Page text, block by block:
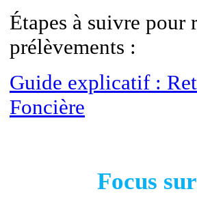
Étapes à suivre
prélèvements :
Guide explicatif :
Foncière
Focus